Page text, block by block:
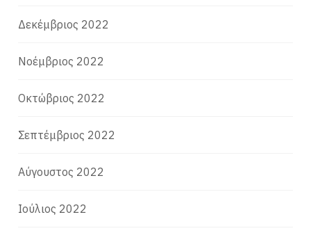
Δεκέμβριος 2022
Νοέμβριος 2022
Οκτώβριος 2022
Σεπτέμβριος 2022
Αύγουστος 2022
Ιούλιος 2022